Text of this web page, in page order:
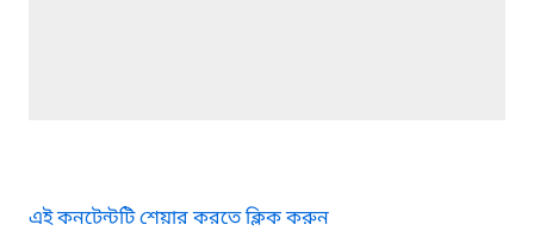
এই কনটেন্টটি শেয়ার করতে ক্লিক করুন